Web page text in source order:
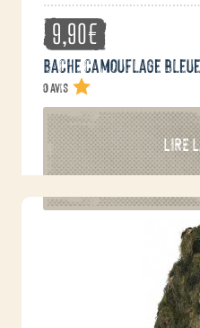
9,90€
Bache camouflage
0 avis
LIRE